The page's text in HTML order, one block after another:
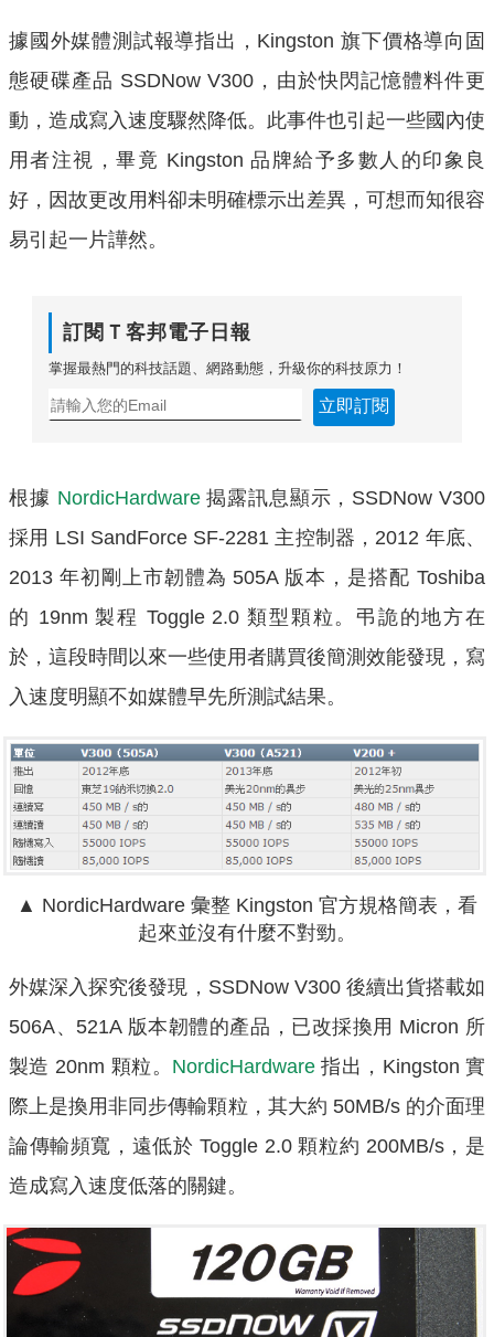
據國外媒體測試報導指出，Kingston 旗下價格導向固
態硬碟產品 SSDNow V300，由於快閃記憶體料件更
動，造成寫入速度驟然降低。此事件也引起一些國內使
用者注視，畢竟 Kingston 品牌給予多數人的印象良
好，因故更改用料卻未明確標示出差異，可想而知很容
易引起一片譁然。
訂閱Ｔ客邦電子日報
掌握最熱門的科技話題、網路動態，升級你的科技原力！
立即訂閱
根據 NordicHardware揭露訊息顯示，SSDNow V300
採用 LSI SandForce SF-2281 主控制器，2012 年底、
2013 年初剛上市韌體為 505A 版本，是搭配 Toshiba
的 19nm 製程 Toggle 2.0 類型顆粒。弔詭的地方在
於，這段時間以來一些使用者購買後簡測效能發現，寫
入速度明顯不如媒體早先所測試結果。
▲ NordicHardware 彙整 Kingston 官方規格簡表，看
起來並沒有什麼不對勁。
外媒深入探究後發現，SSDNow V300 後續出貨搭載如
506A、521A 版本韌體的產品，已改採換用 Micron 所
製造 20nm 顆粒。 NordicHardware指出，Kingston 實
際上是換用非同步傳輸顆粒，其大約 50MB/s 的介面理
論傳輸頻寬，遠低於 Toggle 2.0 顆粒約 200MB/s，是
造成寫入速度低落的關鍵。